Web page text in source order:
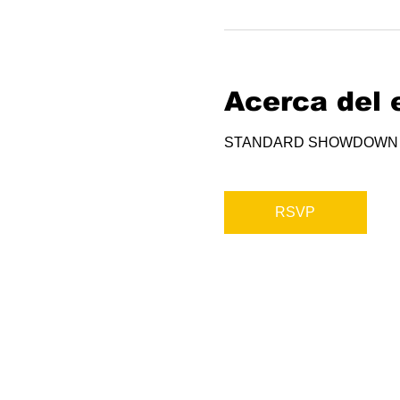
Acerca del
STANDARD SHOWDOWN
RSVP